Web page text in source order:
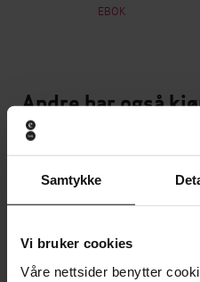
Samtykke
Vi bruker cookies
Våre nettsider benytter
EBOK
Andre har også